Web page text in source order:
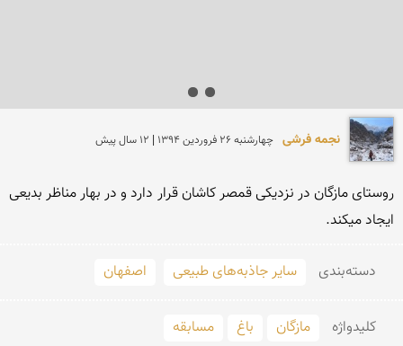
نجمه فرشی چهارشنبه 26 فروردين 1394 | 12 سال پیش
ایجاد میکند.
دسته‌بندی سایر جاذبه‌های طبیعی اصفهان
کلید‌واژه مازگان باغ مسابقه